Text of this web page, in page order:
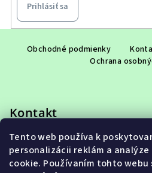
Tento web používa k
personalizácii reklám a
cookie. Používaním tohto webu
Prihlásiť sa
i
Obchodné podmienky
Ochrana
Kontakt
eshop@adet.sk
+421 948 953 910